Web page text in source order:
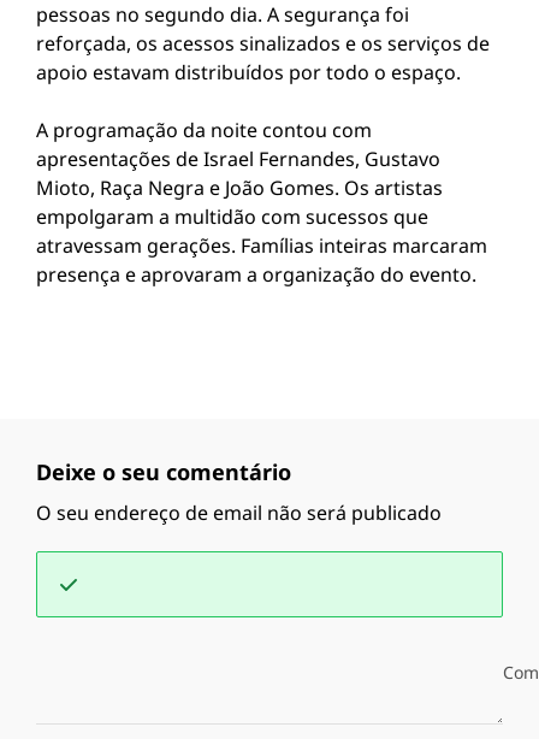
pessoas no segundo dia. A segurança foi
reforçada, os acessos sinalizados e os serviços de
apoio estavam distribuídos por todo o espaço.
A programação da noite contou com
apresentações de Israel Fernandes, Gustavo
Mioto, Raça Negra e João Gomes. Os artistas
empolgaram a multidão com sucessos que
atravessam gerações. Famílias inteiras marcaram
presença e aprovaram a organização do evento.
Deixe o seu comentário
O seu endereço de email não será publicado